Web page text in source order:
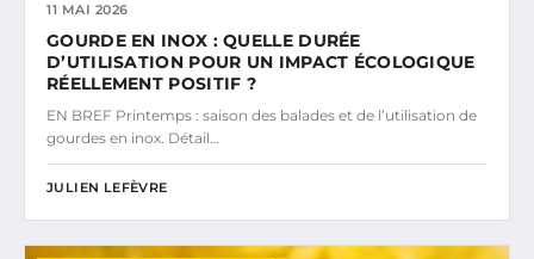
11 MAI 2026
GOURDE EN INOX : QUELLE DURÉE
D’UTILISATION POUR UN IMPACT ÉCOLOGIQUE
RÉELLEMENT POSITIF ?
EN BREF Printemps : saison des balades et de l’utilisation de
gourdes en inox. Détail…
JULIEN LEFÈVRE